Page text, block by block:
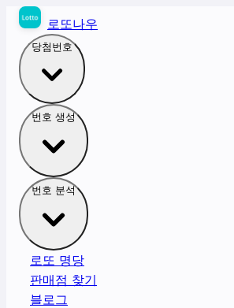
로또나우
당첨번호
번호 생성
번호 분석
로또 명당
판매점 찾기
블로그